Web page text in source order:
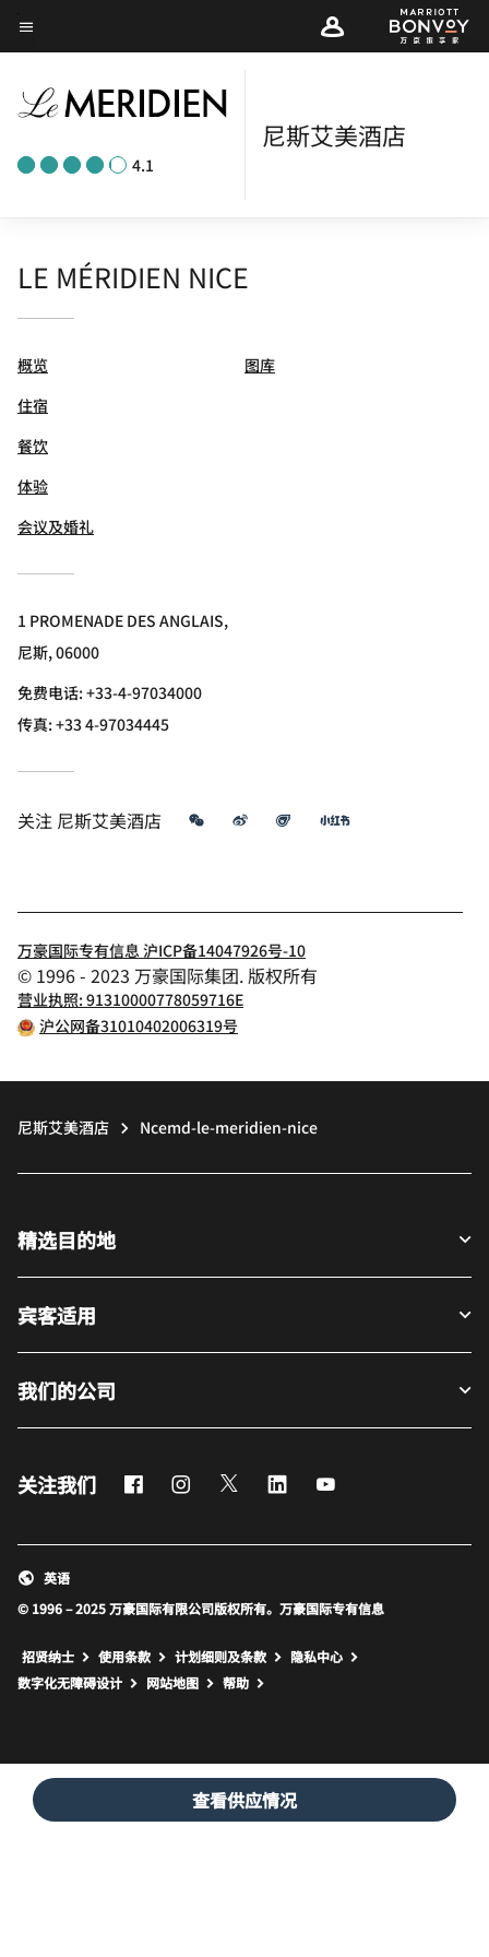
Skip
to
content
菜单文本
4.1
尼斯艾美酒店
查看供应情况
LE MÉRIDIEN NICE
概览
住宿
餐饮
体验
会议及婚礼
图库
1 PROMENADE DES ANGLAIS,
尼斯, 06000
免费电话:+33-4-97034000
传真:+33 4-97034445
关注 尼斯艾美酒店 微信 微博 飞猪 小红书
万豪国际专有信息 沪ICP备14047926号-10
© 1996 - 2023 万豪国际集团. 版权所有
营业执照: 91310000778059716E
沪公网备31010402006319号
尼斯艾美酒店 Ncemd-le-meridien-nice
精选目的地
宾客适用
我们的公司
关注我们 FacebookInstagram
Twitter LinkedIn
© 1996 – 2025 万豪国际有限公司版权所有。万豪国际专有信息
英语
招贤纳士 使用条款 计划细则及条款
隐私中心
数字化无障碍设计
网站地图 打开新窗口
帮助